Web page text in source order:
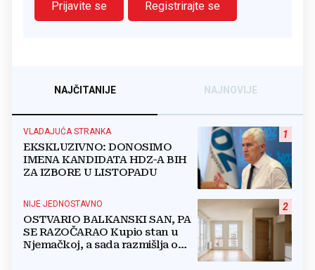
Prijavite se
Registrirajte se
NAJČITANIJE NAJNOVIJE
1
VLADAJUĆA STRANKA
EKSKLUZIVNO: DONOSIMO
IMENA KANDIDATA HDZ-A BIH
ZA IZBORE U LISTOPADU
2
NIJE JEDNOSTAVNO
OSTVARIO BALKANSKI SAN, PA
SE RAZOČARAO Kupio stan u
Njemačkoj, a sada razmišlja o